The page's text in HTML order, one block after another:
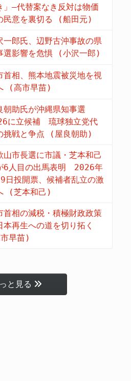
」―代替案なき反対は物価
民意を裏切る (船田元)
一郎氏、辺野古沖事故の県
選影響を危惧 (小沢一郎)
首相、熊本地震被災地を視
(高市早苗)
朝助氏が沖縄県知事選
に立候補 琉球独立党代
挑戦と争点 (屋良朝助)
山市長選に市議・芝本和己
6人目の出馬表明 2026年
日投開票、候補者乱立の激
(芝本和己)
首相の減税・積極財政政策
本再生への道を切り拓く
早苗)
と見る